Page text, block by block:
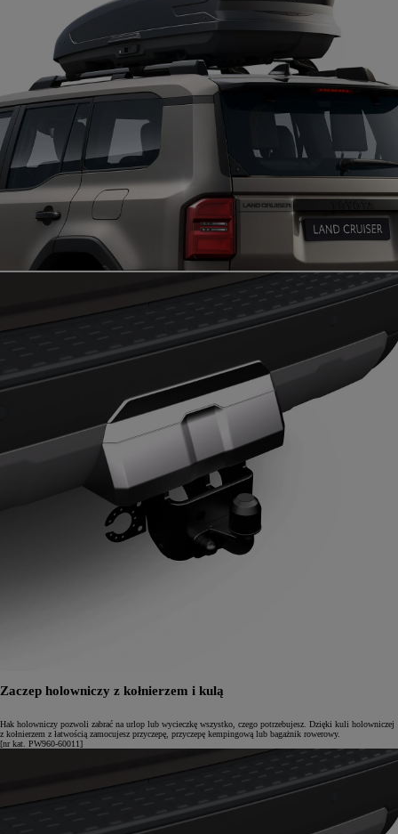
Zaczep holowniczy z kołnierzem i kulą
Hak holowniczy pozwoli zabrać na urlop lub wycieczkę wszystko, czego potrzebujesz. Dzięki kuli holowniczej
z kołnierzem z łatwością zamocujesz przyczepę, przyczepę kempingową lub bagażnik rowerowy.
[nr kat. PW960-60011]